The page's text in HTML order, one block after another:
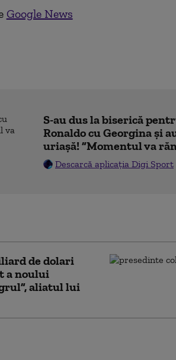
Google News
S-au dus la biserică
Ronaldo cu Georgina și
uriașă! ”Momentul va
Descarcă aplicația Digi Sport
de dolari
a noului
aliatul lui